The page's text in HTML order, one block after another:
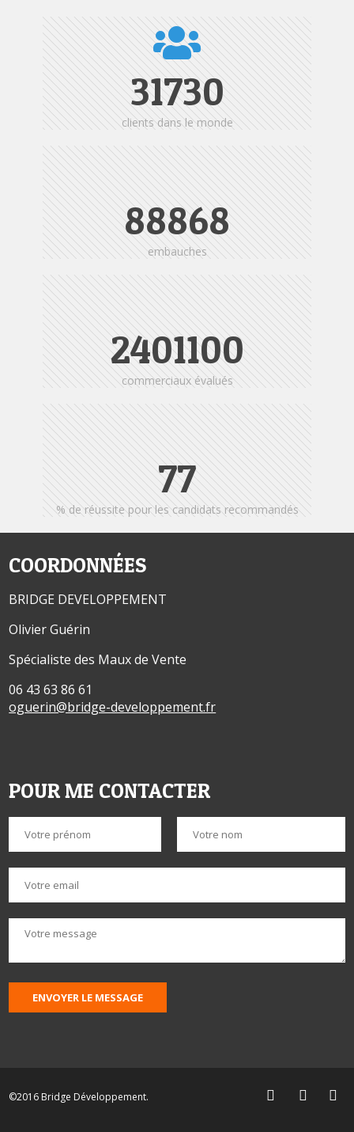
31730
clients dans le monde
88868
embauches
2405123
commerciaux évalués
92
% de réussite pour les candidats recommandés
COORDONNÉES
BRIDGE DEVELOPPEMENT
Olivier Guérin
Spécialiste des Maux de Vente
06 43 63 86 61
oguerin@bridge-developpement.fr
POUR ME CONTACTER
ENVOYER LE MESSAGE
©2016 Bridge Développement.   